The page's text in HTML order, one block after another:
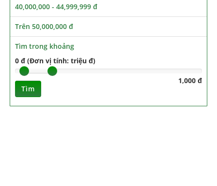
40,000,000 - 44,999,999 đ
Trên 50,000,000 đ
Tìm trong khoảng
0 đ (Đơn vị tính: triệu đ)
1,000 đ
Tìm